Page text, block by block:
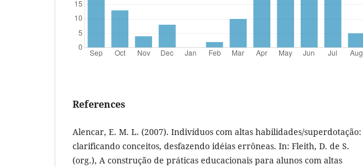
References
Alencar, E. M. L. (2007). Indivíduos com altas habilidades/superdotação:
clarificando conceitos, desfazendo idéias errôneas. In: Fleith, D. de S.
(org.), A construção de práticas educacionais para alunos com altas